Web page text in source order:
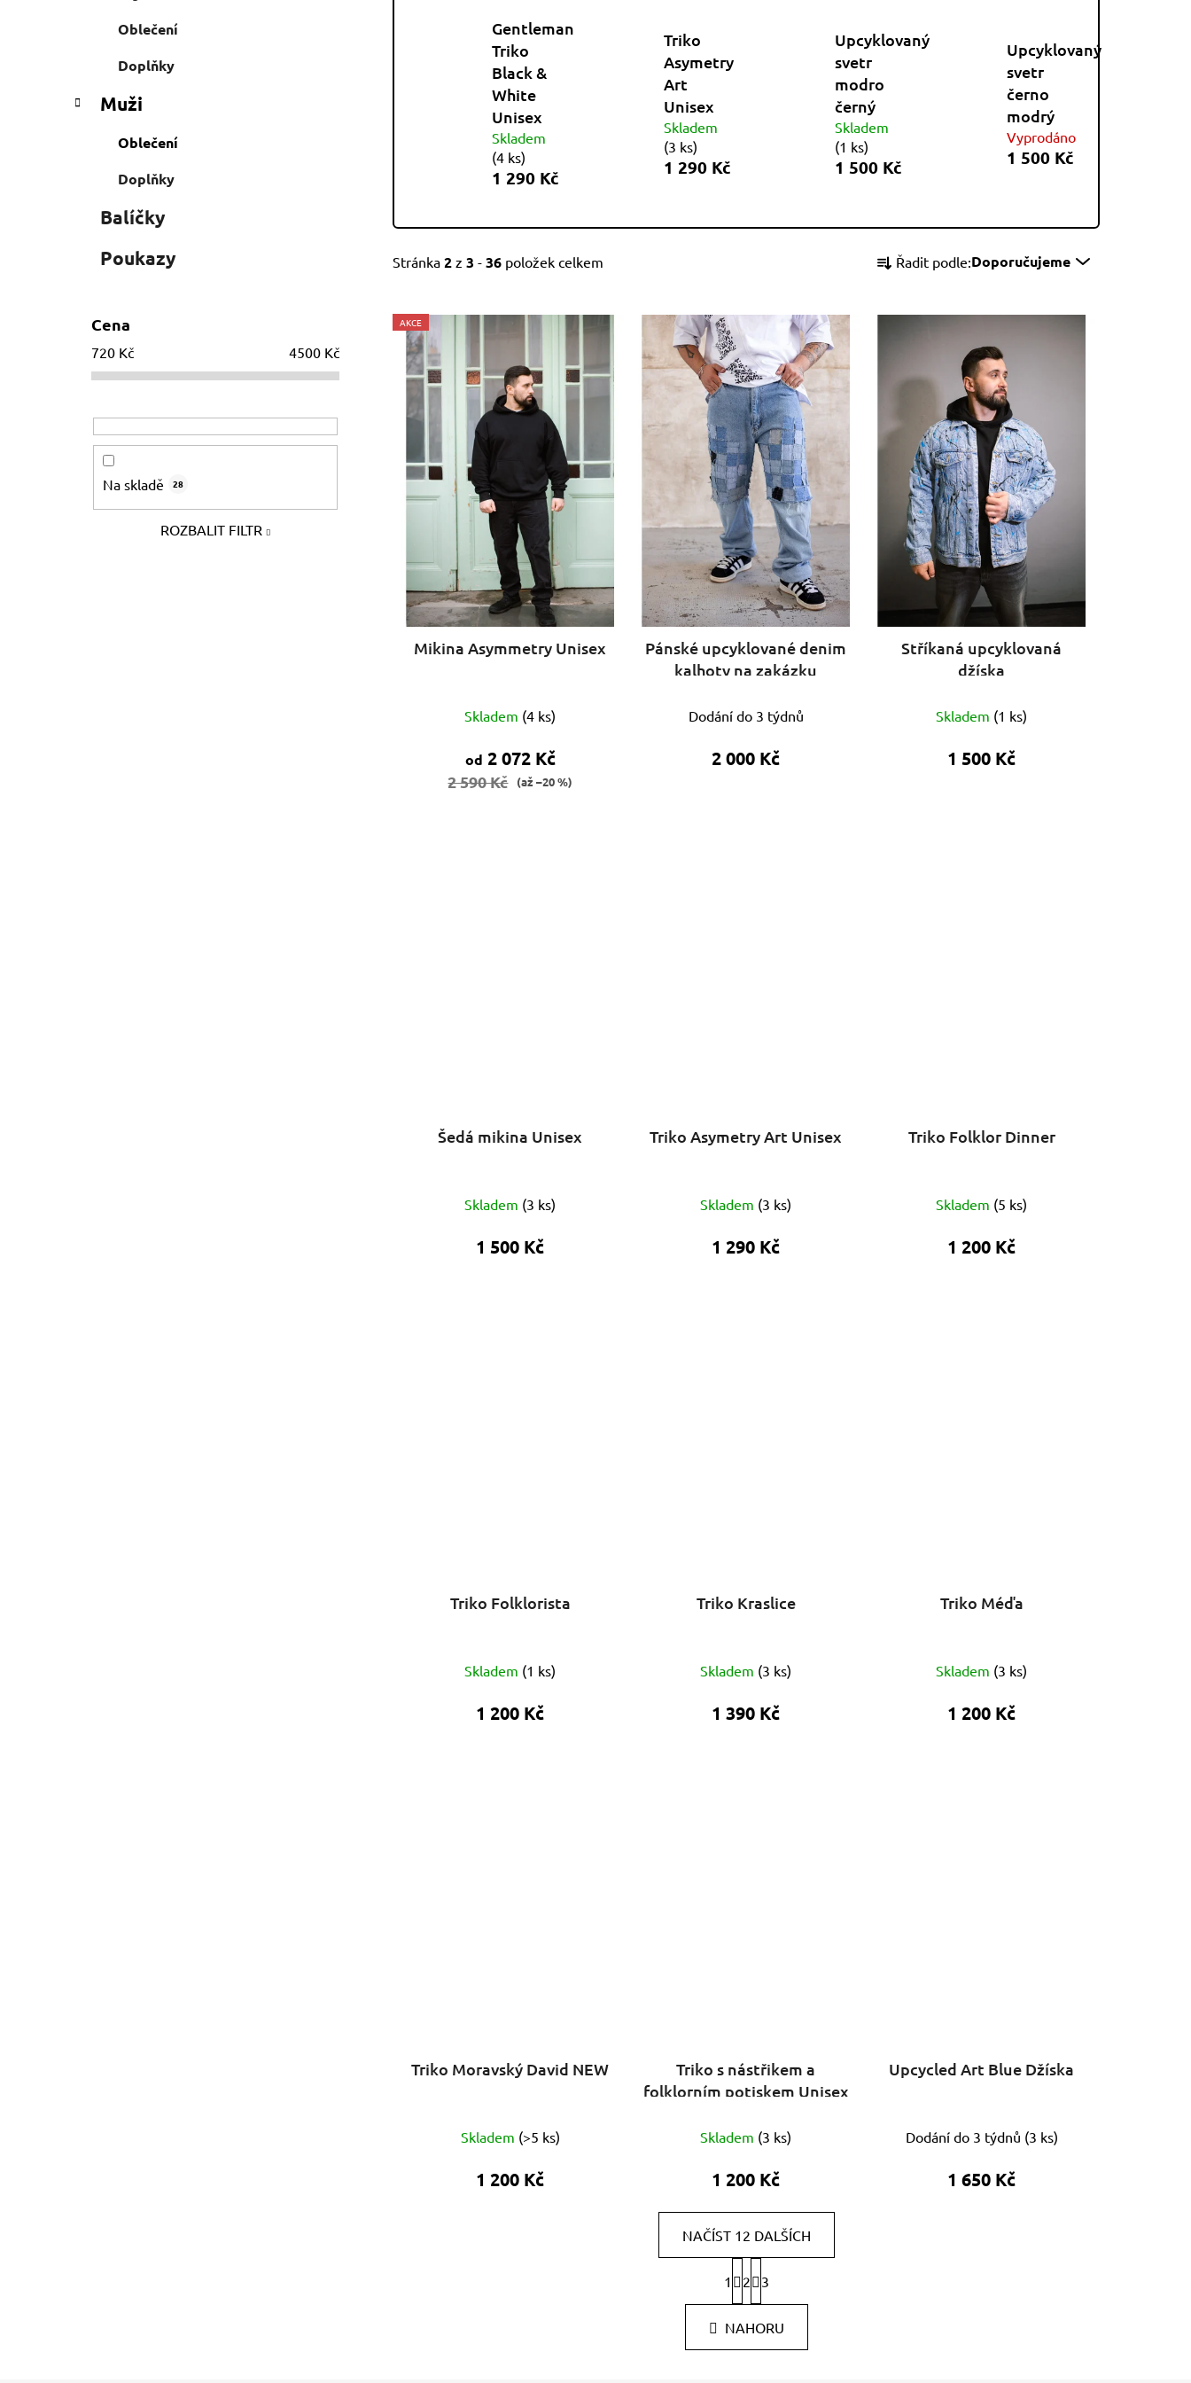
p
Oblečení
Doplňky
Muži
Oblečení
Doplňky
Balíčky
Poukazy
Cena
720 Kč 4500 Kč
Na skladě 28
ROZBALIT FILTR
Gentleman
Triko
Black &
White
Unisex
Skladem
(4 ks)
1 290 Kč
Triko
Asymetry
Art
Unisex
Skladem
(3 ks)
1 290 Kč
Upcyklovaný
svetr
modro
černý
Skladem
(1 ks)
1 500 Kč
Upcyklovaný
svetr
černo
modrý
Vyprodáno
1 500 Kč
Stránka 2 z 3 - 36 položek celkem
a
e
o
d
Řadit podle:Doporučujeme
V
ý
AKCE
Mikina Asymmetry Unisex
Skladem (4 ks)
od 2 072 Kč
2 590 Kč (až –20 %)
Pánské upcyklované denim
kalhoty na zakázku
Dodání do 3 týdnů
2 000 Kč
Stříkaná upcyklovaná
džíska
Skladem (1 ks)
1 500 Kč
Šedá mikina Unisex
Skladem (3 ks)
1 500 Kč
Triko Asymetry Art Unisex
Skladem (3 ks)
1 290 Kč
Triko Folklor Dinner
Skladem (5 ks)
1 200 Kč
Triko Folklorista
Skladem (1 ks)
1 200 Kč
Triko Kraslice
Skladem (3 ks)
1 390 Kč
Triko Méďa
Skladem (3 ks)
1 200 Kč
Triko Moravský David NEW
Skladem (>5 ks)
1 200 Kč
Triko s nástřikem a
folklorním potiskem Unisex
Skladem (3 ks)
1 200 Kč
Upcycled Art Blue Džíska
Dodání do 3 týdnů (3 ks)
1 650 Kč
O
v
l
á
NAČÍST 12 DALŠÍCH
S
t
r
n
k
1 2 3
NAHORU